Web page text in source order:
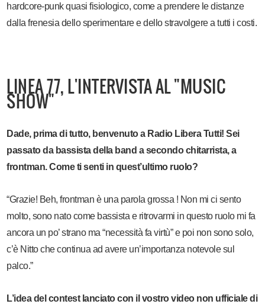
hardcore-punk quasi fisiologico, come a prendere le distanze
dalla frenesia dello sperimentare e dello stravolgere a tutti i costi.
LINEA 77, L'INTERVISTA AL "MUSIC
SHOW"
Dade, prima di tutto, benvenuto a Radio Libera Tutti! Sei
passato da bassista della band a secondo chitarrista, a
frontman. Come ti senti in quest’ultimo ruolo?
“Grazie! Beh, frontman è una parola grossa ! Non mi ci sento
molto, sono nato come bassista e ritrovarmi in questo ruolo mi fa
ancora un po’ strano ma “necessità fa virtù” e poi non sono solo,
c’è Nitto che continua ad avere un’importanza notevole sul
palco.”
L’idea del contest lanciato con il vostro video non ufficiale di